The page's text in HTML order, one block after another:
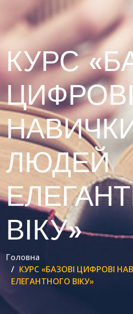
КУРС
ЦИФРОВІ
ЛЮДЕЙ
ВІКУ»
Головна
КУРС «БАЗОВІ ЦИФРОВІ
ЕЛЕГАНТНОГО ВІКУ»